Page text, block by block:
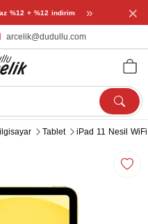
%12 + %12 indirim » ×
arcelik@dudullu.com
Tablet iPad 11 Nesil